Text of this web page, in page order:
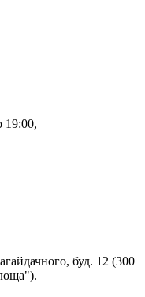
19:00,
буд. 12 (300